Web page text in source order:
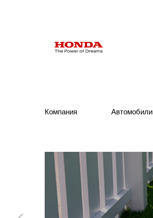
Компания Автомобили
Компания Автомобили